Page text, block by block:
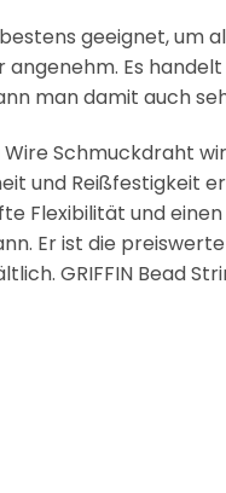
geeignet, um
Es
man damit auch
Wire Schmuckdraht
und Reißfestigkeit
Flexibilität und
Er ist die
GRIFFIN Bead